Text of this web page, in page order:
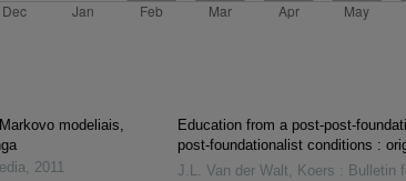
modeliais,
, 2011
Education from a post-post-
post-foundationalist conditions :
J.L. Van der Walt, Koers : Bulletin